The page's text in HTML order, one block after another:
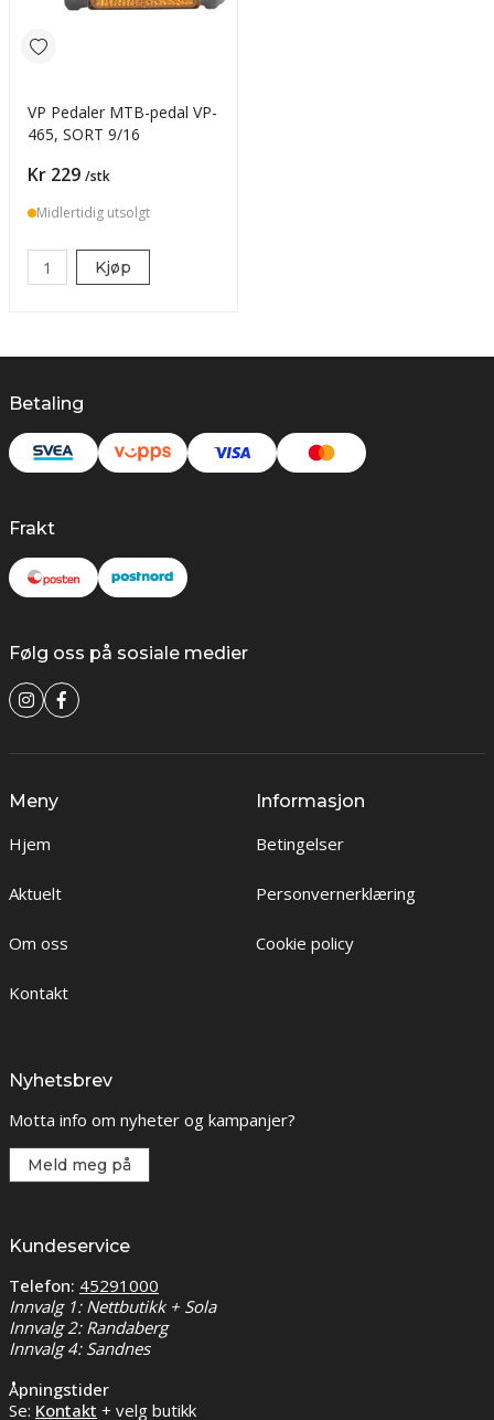
VP Pedaler MTB-pedal VP-
465, SORT 9/16
Pris
Kr 229 /stk
Midlertidig utsolgt
Kjøp
Betaling
Frakt
Følg oss på sosiale medier
Meny
Hjem
Aktuelt
Om oss
Kontakt
Informasjon
Betingelser
Personvernerklæring
Cookie policy
Nyhetsbrev
Motta info om nyheter og kampanjer?
Meld meg på
Kundeservice
Telefon: 45291000
Innvalg 1: Nettbutikk + Sola
Innvalg 2: Randaberg
Innvalg 4: Sandnes
Åpningstider
Se: Kontakt + velg butikk